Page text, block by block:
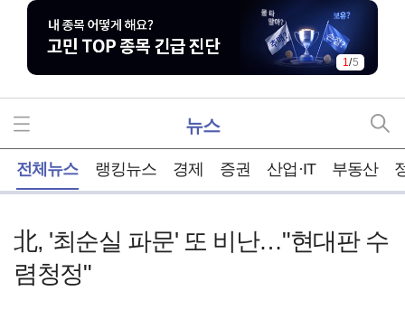
1/5
뉴스
전체뉴스 랭킹뉴스 경제 증권 산업·IT 부동산
北, '최순실 파문' 또 비난…"현대판 수
렴청정"